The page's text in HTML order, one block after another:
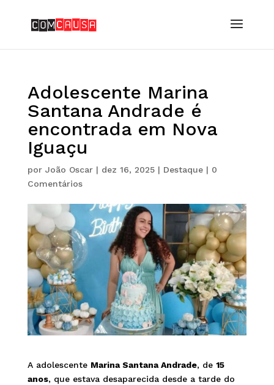
Adolescente Marina
Santana Andrade é
encontrada em Nova
Iguaçu
por João Oscar| dez 16, 2025| Destaque| 0
Comentários
A adolescente Marina Santana Andrade, de 15
anos, que estava desaparecida desde a tarde do